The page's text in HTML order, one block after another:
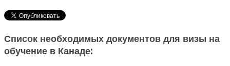
Список необходимых документов для визы на
обучение в Канаде: